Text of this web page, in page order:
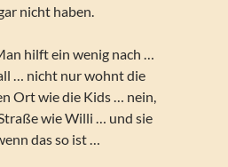
nicht haben.
hilft ein wenig nach …
… nicht nur wohnt die
Ort wie die Kids … nein,
wie Willi … und sie
das so ist …